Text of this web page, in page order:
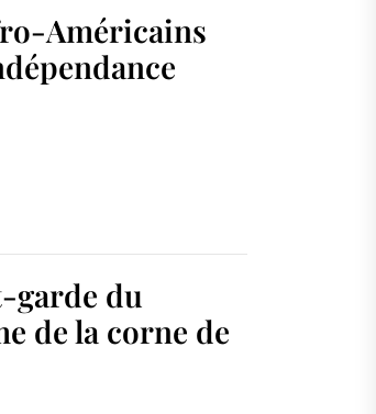
Américains
garde du
de la corne de